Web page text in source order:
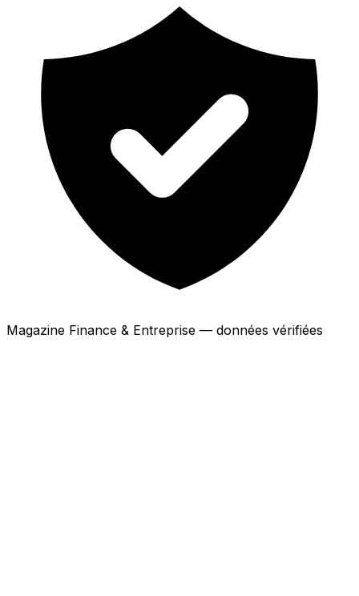
Magazine Finance & Entreprise — données vérifiées